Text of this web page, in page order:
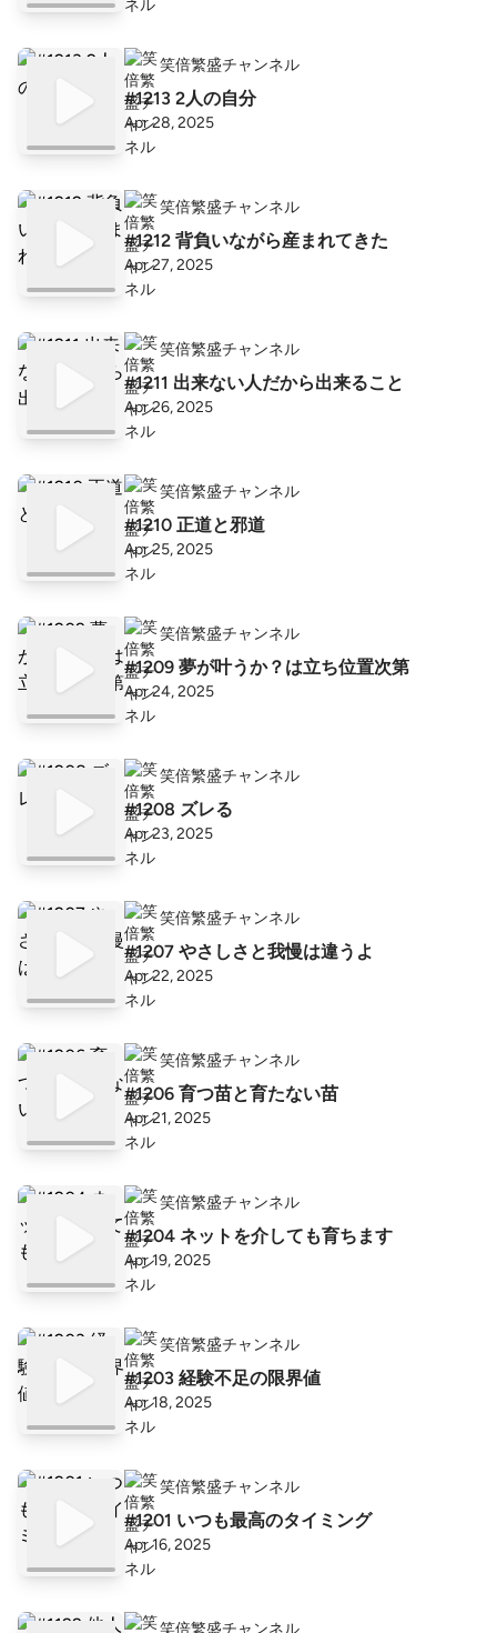
笑倍繁盛チャンネル
#1213 2人の自分
Apr 28, 2025
笑倍繁盛チャンネル
#1212 背負いながら産まれてきた
Apr 27, 2025
笑倍繁盛チャンネル
#1211 出来ない人だから出来ること
Apr 26, 2025
笑倍繁盛チャンネル
#1210 正道と邪道
Apr 25, 2025
笑倍繁盛チャンネル
#1209 夢が叶うか？は立ち位置次第
Apr 24, 2025
笑倍繁盛チャンネル
#1208 ズレる
Apr 23, 2025
笑倍繁盛チャンネル
#1207 やさしさと我慢は違うよ
Apr 22, 2025
笑倍繁盛チャンネル
#1206 育つ苗と育たない苗
Apr 21, 2025
笑倍繁盛チャンネル
#1204 ネットを介しても育ちます
Apr 19, 2025
笑倍繁盛チャンネル
#1203 経験不足の限界値
Apr 18, 2025
笑倍繁盛チャンネル
#1201 いつも最高のタイミング
Apr 16, 2025
笑倍繁盛チャンネル